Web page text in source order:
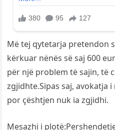
Më tej qytetarja pretendon
kërkuar nënës së saj 600
për një problem të sajin, të
zgjidhte.Sipas saj, avokatja
por çështjen nuk ia zgjidhi.
Mesazhi i